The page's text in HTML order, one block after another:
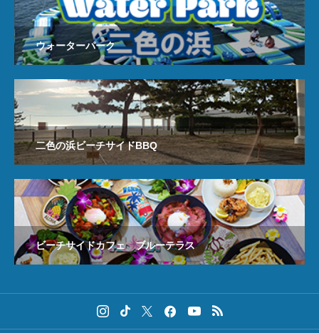
ウォーターパーク
二色の浜ビーチサイドBBQ
ビーチサイドカフェ ブルーテラス